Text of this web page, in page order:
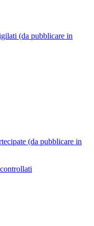
(da pubblicare in
(da pubblicare in